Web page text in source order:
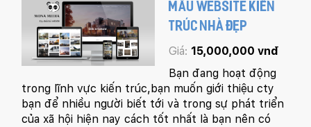
MẪU WEBSITE KIẾN
TRÚC NHÀ ĐẸP
Giá: 15,000,000 vnđ
Bạn đang hoạt động
trong lĩnh vực kiến trúc,bạn muốn giới thiệu cty
bạn để nhiều người biết tới và trong sự phát triển
của xã hội hiện nay cách tốt nhất là bạn nên có